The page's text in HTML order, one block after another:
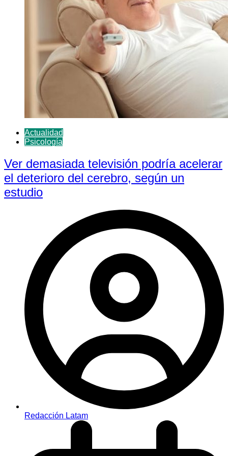
Actualidad
Psicología
Ver demasiada televisión podría acelerar
el deterioro del cerebro, según un
estudio
Redacción Latam